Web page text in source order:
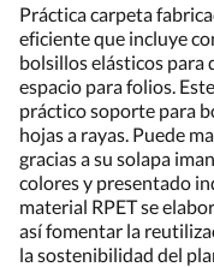
Práctica carpeta
eficiente que incluye
bolsillos elásticos para
espacio para folios.
práctico soporte para
hojas a rayas. Puede
gracias a su solapa
colores y presentado
material RPET se
así fomentar la
la sostenibilidad del